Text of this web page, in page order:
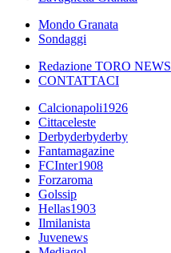
Mondo Granata
Sondaggi
Redazione TORO NEWS
CONTATTACI
Calcionapoli1926
Cittaceleste
Derbyderbyderby
Fantamagazine
FCInter1908
Forzaroma
Golssip
Hellas1903
Ilmilanista
Juvenews